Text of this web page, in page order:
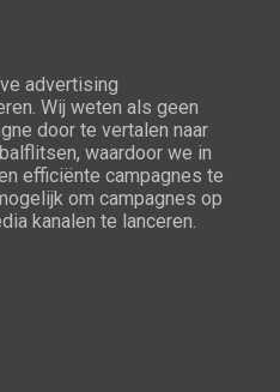
advertising
Wij weten als geen
door te vertalen naar
waardoor we in
efficiënte campagnes te
om campagnes op
kanalen te lanceren.